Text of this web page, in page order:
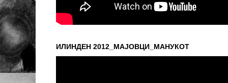
ИЛИНДЕН 2012_МАЈОВЦИ_МАНУКОТ